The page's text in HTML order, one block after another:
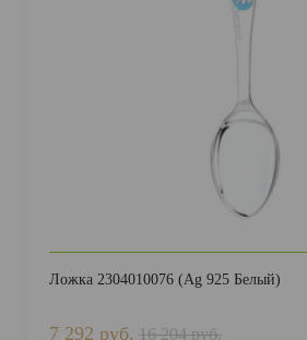
Ложка 2304010076 (Ag 925 Белый)
7 292 руб. 16 204 руб.